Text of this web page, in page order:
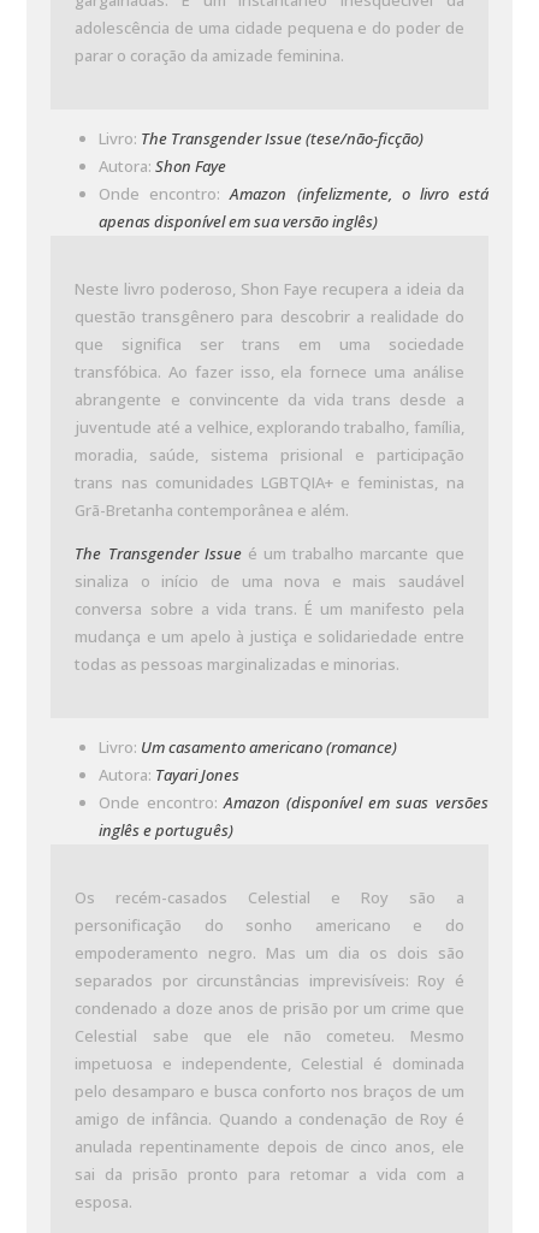
adolescência de uma cidade pequena e do poder de
parar o coração da amizade feminina.
Livro: The Transgender Issue (tese/não-ficção)
Autora:Shon Faye
Onde encontro:Amazon (infelizmente, o livro está
apenas disponível em sua versão inglês)
Neste livro poderoso, Shon Faye recupera a ideia da
questão transgênero para descobrir a realidade do
que significa ser trans em uma sociedade
transfóbica. Ao fazer isso, ela fornece uma análise
abrangente e convincente da vida trans desde a
juventude até a velhice, explorando trabalho, família,
moradia, saúde, sistema prisional e participação
trans nas comunidades LGBTQIA+ e feministas, na
Grã-Bretanha contemporânea e além.
The Transgender Issue é um trabalho marcante que
sinaliza o início de uma nova e mais saudável
conversa sobre a vida trans. É um manifesto pela
mudança e um apelo à justiça e solidariedade entre
todas as pessoas marginalizadas e minorias.
Livro: Um casamento americano (romance)
Autora: Tayari Jones
Onde encontro:Amazon (disponível em suas versões
inglês e português)
Os recém-casados Celestial e Roy são a
personificação do sonho americano e do
empoderamento negro. Mas um dia os dois são
separados por circunstâncias imprevisíveis: Roy é
condenado a doze anos de prisão por um crime que
Celestial sabe que ele não cometeu. Mesmo
impetuosa e independente, Celestial é dominada
pelo desamparo e busca conforto nos braços de um
amigo de infância. Quando a condenação de Roy é
anulada repentinamente depois de cinco anos, ele
sai da prisão pronto para retomar a vida com a
esposa.